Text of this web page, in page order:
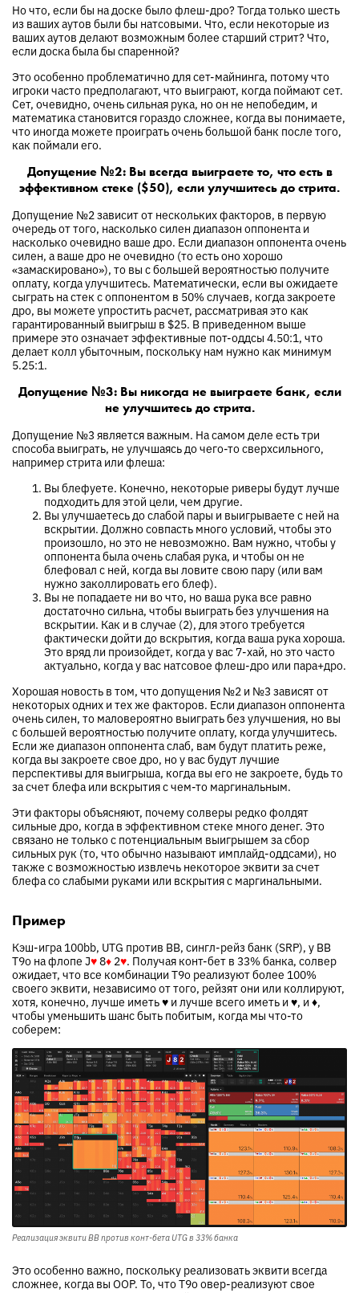
Но что, если бы на доске было флеш-дро? Тогда только шесть
из ваших аутов были бы натсовыми. Что, если некоторые из
ваших аутов делают возможным более старший стрит? Что,
если доска была бы спаренной?
Это особенно проблематично для сет-майнинга, потому что
игроки часто предполагают, что выиграют, когда поймают сет.
Сет, очевидно, очень сильная рука, но он не непобедим, и
математика становится гораздо сложнее, когда вы понимаете,
что иногда можете проиграть очень большой банк после того,
как поймали его.
Допущение №2: Вы всегда выиграете то, что есть в
эффективном стеке ($50), если улучшитесь до стрита.
Допущение №2 зависит от нескольких факторов, в первую
очередь от того, насколько силен диапазон оппонента и
насколько очевидно ваше дро. Если диапазон оппонента очень
силен, а ваше дро не очевидно (то есть оно хорошо
«замаскировано»), то вы с большей вероятностью получите
оплату, когда улучшитесь. Математически, если вы ожидаете
сыграть на стек с оппонентом в 50% случаев, когда закроете
дро, вы можете упростить расчет, рассматривая это как
гарантированный выигрыш в $25. В приведенном выше
примере это означает эффективные пот-оддсы 4.50:1, что
делает колл убыточным, поскольку нам нужно как минимум
5.25:1.
Допущение №3: Вы никогда не выиграете банк, если
не улучшитесь до стрита.
Допущение №3 является важным. На самом деле есть три
способа выиграть, не улучшаясь до чего-то сверхсильного,
например стрита или флеша:
Вы блефуете. Конечно, некоторые риверы будут лучше
подходить для этой цели, чем другие.
Вы улучшаетесь до слабой пары и выигрываете с ней на
вскрытии. Должно совпасть много условий, чтобы это
произошло, но это не невозможно. Вам нужно, чтобы у
оппонента была очень слабая рука, и чтобы он не
блефовал с ней, когда вы ловите свою пару (или вам
нужно заколлировать его блеф).
Вы не попадаете ни во что, но ваша рука все равно
достаточно сильна, чтобы выиграть без улучшения на
вскрытии. Как и в случае (2), для этого требуется
фактически дойти до вскрытия, когда ваша рука хороша.
Это вряд ли произойдет, когда у вас 7-хай, но это часто
актуально, когда у вас натсовое флеш-дро или пара+дро.
Хорошая новость в том, что допущения №2 и №3 зависят от
некоторых одних и тех же факторов. Если диапазон оппонента
очень силен, то маловероятно выиграть без улучшения, но вы
с большей вероятностью получите оплату, когда улучшитесь.
Если же диапазон оппонента слаб, вам будут платить реже,
когда вы закроете свое дро, но у вас будут лучшие
перспективы для выигрыша, когда вы его не закроете, будь то
за счет блефа или вскрытия с чем-то маргинальным.
Эти факторы объясняют, почему солверы редко фолдят
сильные дро, когда в эффективном стеке много денег. Это
связано не только с потенциальным выигрышем за сбор
сильных рук (то, что обычно называют имплайд-оддсами), но
также с возможностью извлечь некоторое эквити за счет
блефа со слабыми руками или вскрытия с маргинальными.
Пример
Кэш-игра 100bb, UTG против BB, сингл-рейз банк (SRP), у BB
T9o на флопе J♥8♦ 2♥. Получая конт-бет в 33% банка, солвер
ожидает, что все комбинации T9o реализуют более 100%
своего эквити, независимо от того, рейзят они или коллируют,
хотя, конечно, лучше иметь ♥ и лучше всего иметь и ♥, и ♦,
чтобы уменьшить шанс быть побитым, когда мы что-то
соберем:
Реализация эквити BB против конт-бетa UTG в 33% банка
Это особенно важно, поскольку реализовать эквити всегда
сложнее, когда вы OOP. То, что T9o овер-реализуют свое